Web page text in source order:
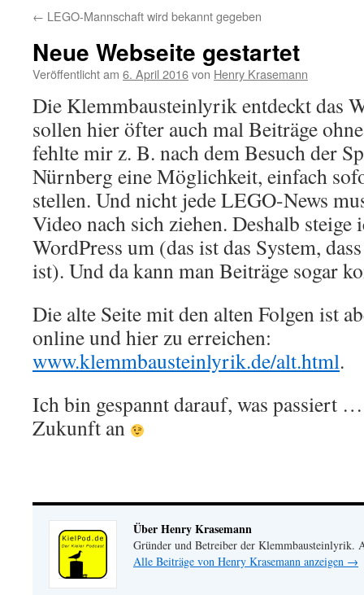
← LEGO-Mannschaft wird bekannt gegeben
Neue Webseite gestartet
Veröffentlicht am 6. April 2016von Henry Krasemann
Die Klemmbausteinlyrik entdeckt das
sollen hier öfter auch mal Beiträge
fehlte mir z. B. nach dem Besuch der
Nürnberg eine Möglichkeit, einfach
stellen. Und nicht jede LEGO-News
Video nach sich ziehen. Deshalb steige
WordPress um (das ist das System,
ist). Und da kann man Beiträge sogar
Die alte Seite mit den alten Folgen ist
online und hier zu erreichen:
www.klemmbausteinlyrik.de/alt.html.
Ich bin gespannt darauf, was passiert
Zukunft an
Über Henry Krasemann
Gründer und Betreiber der Klemmbausteinlyrik.
Alle Beiträge von Henry Krasemann anzeigen →